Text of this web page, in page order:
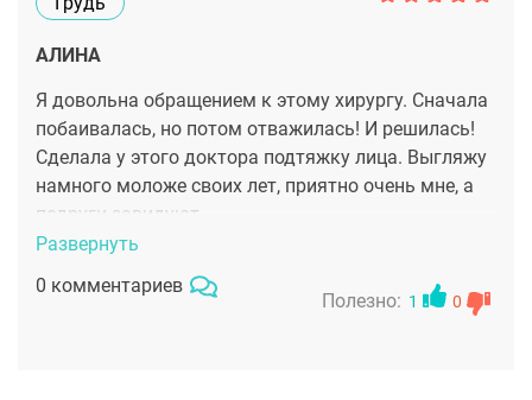
АЛИНА
Я довольна обращением к этому хирургу. Сначала
побаивалась, но потом отважилась! И решилась!
Сделала у этого доктора подтяжку лица. Выгляжу
намного моложе своих лет, приятно очень мне, а
подруги завидуют.
Развернуть
0 комментариев
Полезно: 1 0